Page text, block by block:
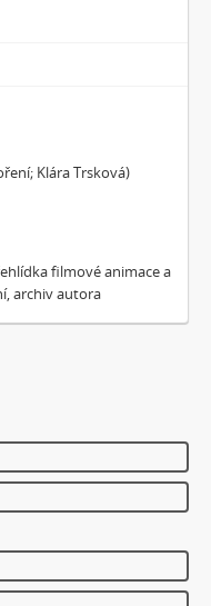
STORY
as Fuck
Klára Trsková)
filmové animace a
archiv autora